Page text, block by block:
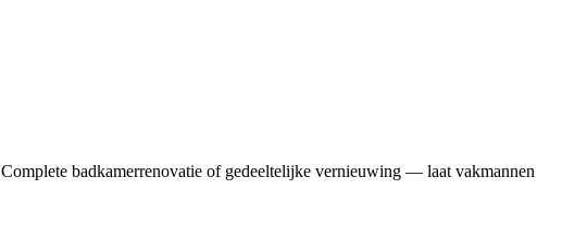
Complete badkamerrenovatie of gedeeltelijke vernieuwing — laat vakmannen